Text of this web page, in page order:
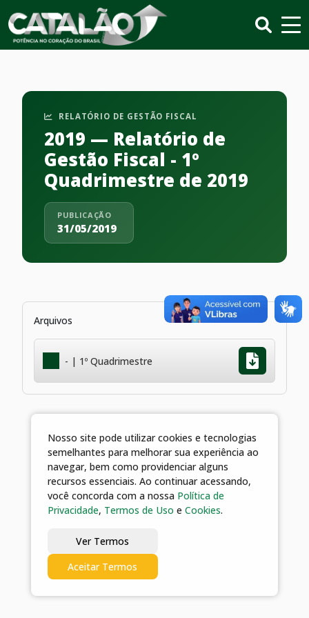
RELATÓRIO DE GESTÃO FISCAL
2019 — Relatório de
Gestão Fiscal - 1º
Quadrimestre de 2019
PUBLICAÇÃO
31/05/2019
Arquivos
- | 1º Quadrimestre
Nosso site pode utilizar cookies e tecnologias
semelhantes para melhorar sua experiência ao
navegar, bem como providenciar alguns
recursos essenciais. Ao continuar acessando,
você concorda com a nossa Política de
Privacidade, Termos de Uso e Cookies.
Ver Termos
Aceitar Termos